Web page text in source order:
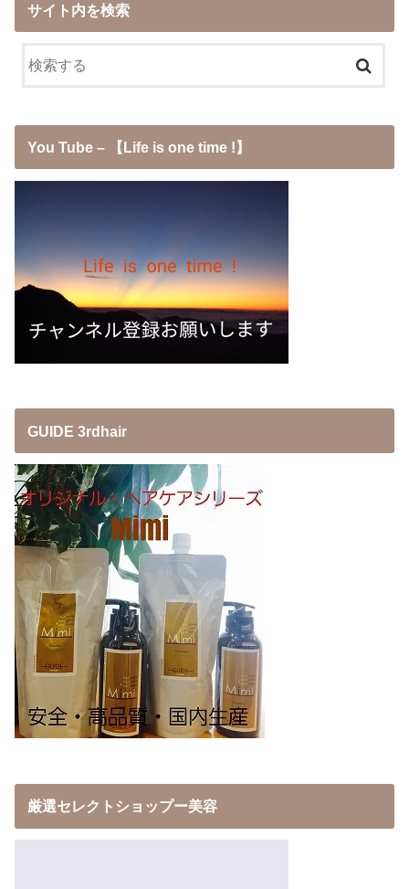
サイト内を検索
You Tube – 【Life is one time !】
GUIDE 3rdhair
厳選セレクトショップー美容